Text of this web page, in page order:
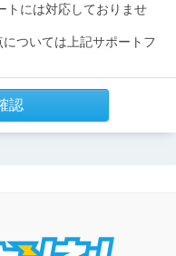
トには対応しておりませ
ついては上記サポートフ
認